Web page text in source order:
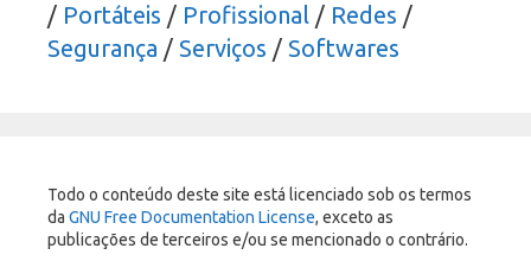
/ Portáteis / Profissional / Redes /
Segurança / Serviços / Softwares
Todo o conteúdo deste site está licenciado sob os termos
da GNU Free Documentation License, exceto as
publicações de terceiros e/ou se mencionado o contrário.